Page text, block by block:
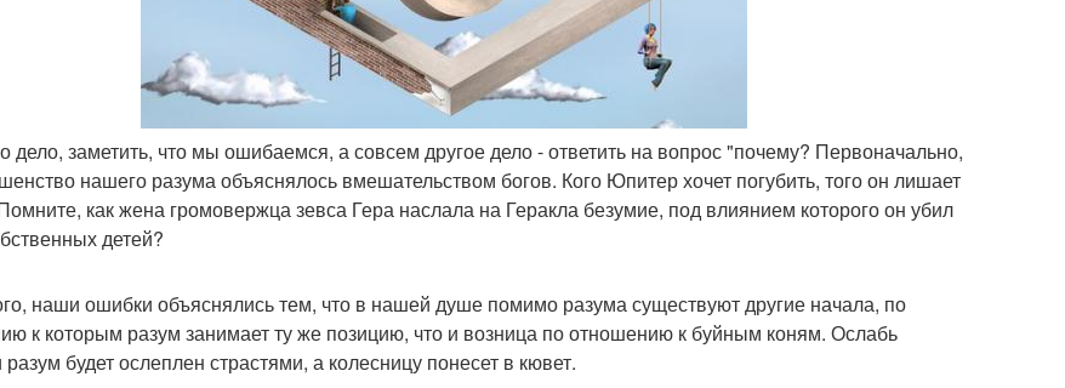
дело, заметить, что мы ошибаемся, а совсем другое дело - ответить на вопрос "почему? Первоначально,
нашего разума объяснялось вмешательством богов. Кого Юпитер хочет погубить, того он лишает
как жена громовержца зевса Гера наслала на Геракла безумие, под влиянием которого он убил
детей?
наши ошибки объяснялись тем, что в нашей душе помимо разума существуют другие начала, по
к которым разум занимает ту же позицию, что и возница по отношению к буйным коням. Ослабь
будет ослеплен страстями, а колесницу понесет в кювет.